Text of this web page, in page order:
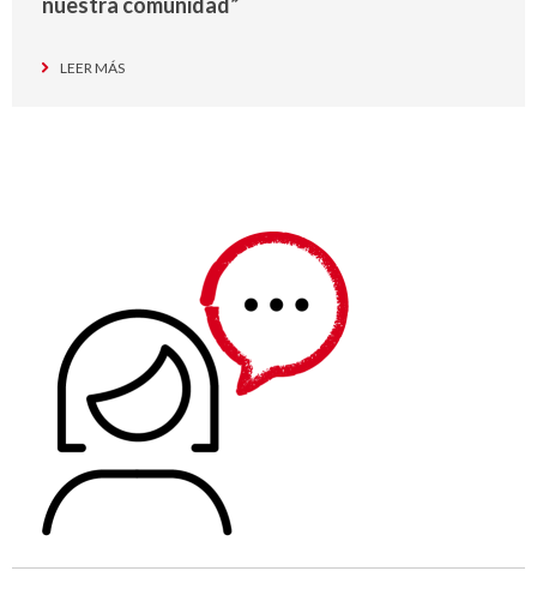
LEER MÁS